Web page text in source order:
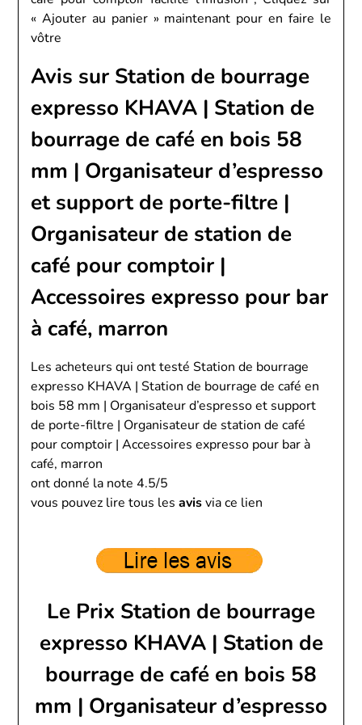
« Ajouter au panier » maintenant pour en faire le
vôtre
Avis sur Station de bourrage
expresso KHAVA | Station de
bourrage de café en bois 58
mm | Organisateur d’espresso
et support de porte-filtre |
Organisateur de station de
café pour comptoir |
Accessoires expresso pour bar
à café, marron
Les acheteurs qui ont testé Station de bourrage
expresso KHAVA | Station de bourrage de café en
bois 58 mm | Organisateur d’espresso et support
de porte-filtre | Organisateur de station de café
pour comptoir | Accessoires expresso pour bar à
café, marron
ont donné la note 4.5/5
vous pouvez lire tous lesavisvia ce lien
Le Prix Station de bourrage
expresso KHAVA | Station de
bourrage de café en bois 58
mm | Organisateur d’espresso